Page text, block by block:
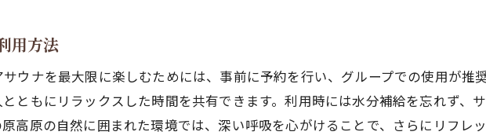
ロードバイク愛好者に人気の山道を楽しむペンションの旅
挑戦したい山道ルート
ロードバイクのための準備
用方法
ウナを最大限に楽しむためには、事前に予約を行い、グループでの使用が推
ともにリラックスした時間を共有できます。利用時には水分補給を忘れず、
高原の自然に囲まれた環境では、深い呼吸を心がけることで、さらにリフレ